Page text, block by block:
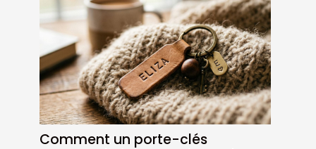
Comment un porte-clés